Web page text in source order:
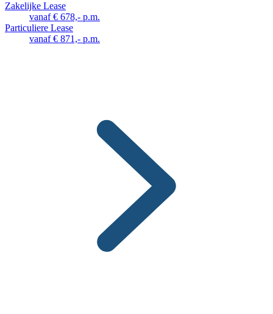
Zakelijke Lease
vanaf € 678,- p.m.
Particuliere Lease
vanaf € 871,- p.m.